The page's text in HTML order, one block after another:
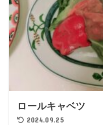
ロールキャベツ
2024.09.25